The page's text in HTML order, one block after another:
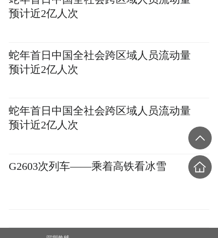
预计近2亿人次
蛇年首日中国全社会跨区域人员流动量
预计近2亿人次
蛇年首日中国全社会跨区域人员流动量
预计近2亿人次
G2603次列车——乘着高铁看冰雪